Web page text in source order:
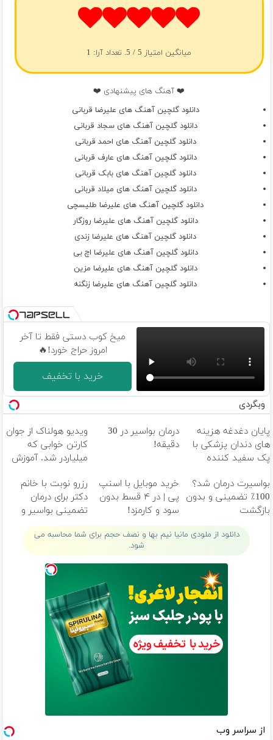
میانگین امتیاز 5/ 5. تعداد آرا: 1
❤️ آهنگ های پیشنهادی ❤️
دانلود گلچین آهنگ های علیرضا قربانی
دانلود گلچین آهنگ های سجاد قربانی
دانلود گلچین آهنگ های احمد قربانی
دانلود گلچین آهنگ های عارف قربانی
دانلود گلچین آهنگ های بابک قربانی
دانلود گلچین آهنگ های میلاد قربانی
دانلود گلچین آهنگ های علیرضا طلیسچی
دانلود گلچین آهنگ های علیرضا روزگار
دانلود گلچین آهنگ های علیرضا زندی
دانلود گلچین آهنگ های علیرضا اچ بی
دانلود گلچین آهنگ های علیرضا مزین
دانلود گلچین آهنگ های علیرضا زنگنه
میخ کوب دستی فقط تا آخر
امروز حراج خورد!🔥
خرید با تخفیف
وبگردی
پایان دغدغه هزینه
های دندان پزشکی با
پک سفید کننده
درمان بواسیر در 30
دقیقه!
ویدیو هولناک از جوان
کارتن خوابی که
میلیاردر شد. آموزش
بواسیرت درمان شد؟
100٪ تضمینی و بدون
بازگشت
خرید موبایل با اسنپ
پی | در ۴ قسط بدون
سود و کارمزد!
رزرو نوبت با خانم
دکتر برای درمان
تضمینی بواسیر و
بدون بازگشت
دانلود از ملودی مانیا نیم بها و نصف حجم برای شما محاسبه می
شود.
از سراسر وب